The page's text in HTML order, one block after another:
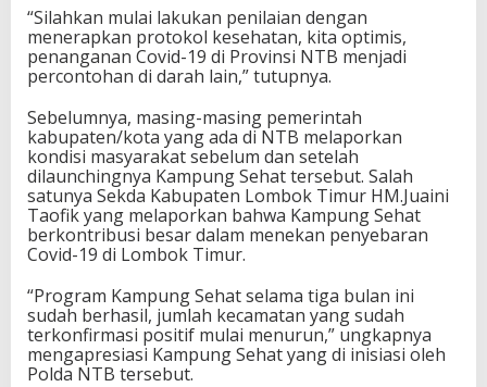
“Silahkan mulai lakukan penilaian dengan
menerapkan protokol kesehatan, kita optimis,
penanganan Covid-19 di Provinsi NTB menjadi
percontohan di darah lain,” tutupnya.
Sebelumnya, masing-masing pemerintah
kabupaten/kota yang ada di NTB melaporkan
kondisi masyarakat sebelum dan setelah
dilaunchingnya Kampung Sehat tersebut. Salah
satunya Sekda Kabupaten Lombok Timur HM.Juaini
Taofik yang melaporkan bahwa Kampung Sehat
berkontribusi besar dalam menekan penyebaran
Covid-19 di Lombok Timur.
“Program Kampung Sehat selama tiga bulan ini
sudah berhasil, jumlah kecamatan yang sudah
terkonfirmasi positif mulai menurun,” ungkapnya
mengapresiasi Kampung Sehat yang di inisiasi oleh
Polda NTB tersebut.